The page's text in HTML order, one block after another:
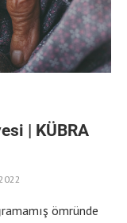
| KÜBRA
ömründe